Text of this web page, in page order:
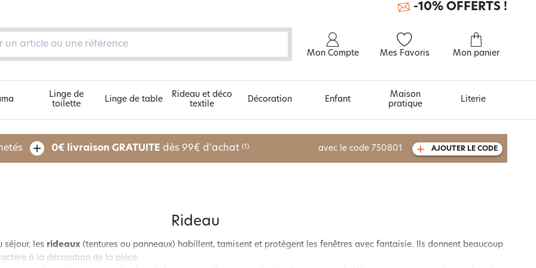
Mon Compte Mes Favoris Mon panier
-10% OFFERTS !
Découvrez nos 5 univers À découvrir aussi
Linge de
toilette
Linge de table
Rideau et déco
textile
Décoration Enfant
Maison
pratique
Literie
0€ livraison GRATUITE dès 99€ d'achat (1) avec le code 750801 AJOUTER LE CODE
Rideau
séjour, les rideaux (tentures ou panneaux) habillent, tamisent et protègent les fenêtres avec fantaisie. Ils donnent beaucoup
à la décoration de la pièce.